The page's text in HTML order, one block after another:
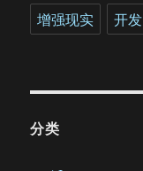
增强现实
开发
分类